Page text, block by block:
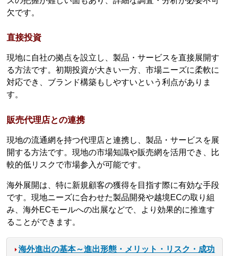
欠です。
直接投資
現地に自社の拠点を設立し、製品・サービスを直接展開す
る方法です。初期投資が大きい一方、市場ニーズに柔軟に
対応でき、ブランド構築もしやすいという利点がありま
す。
販売代理店との連携
現地の流通網を持つ代理店と連携し、製品・サービスを展
開する方法です。現地の市場知識や販売網を活用でき、比
較的低リスクで市場参入が可能です。
海外展開は、特に新規顧客の獲得を目指す際に有効な手段
です。現地ニーズに合わせた製品開発や越境ECの取り組
み、海外ECモールへの出展などで、より効果的に推進す
ることができます。
海外進出の基本～進出形態・メリット・リスク・成功